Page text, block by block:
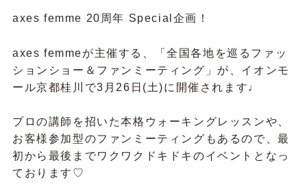
axes femme 20周年 Special企画！
axes femmeが主催する、「全国各地を巡るファッ
ションショー＆ファンミーティング」が、イオンモ
ール京都桂川で3月26日(土)に開催されます♩
プロの講師を招いた本格ウォーキングレッスンや、
お客様参加型のファンミーティングもあるので、最
初から最後までワクワクドキドキのイベントとなっ
ております♡